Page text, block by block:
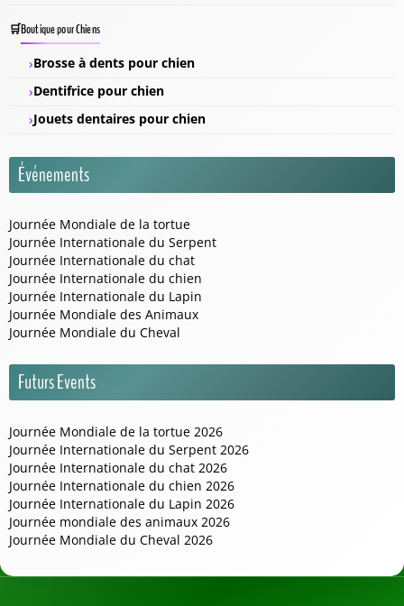
Boutique pour Chiens
Brosse à dents pour chien
Dentifrice pour chien
Jouets dentaires pour chien
Événements
Journée Mondiale de la tortue
Journée Internationale du Serpent
Journée Internationale du chat
Journée Internationale du chien
Journée Internationale du Lapin
Journée Mondiale des Animaux
Journée Mondiale du Cheval
Futurs Events
Journée Mondiale de la tortue 2026
Journée Internationale du Serpent 2026
Journée Internationale du chat 2026
Journée Internationale du chien 2026
Journée Internationale du Lapin 2026
Journée mondiale des animaux 2026
Journée Mondiale du Cheval 2026